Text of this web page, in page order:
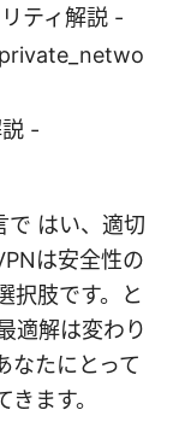
ティ解説 -
-
で はい、適切
は安全性の
択肢です。と
適解は変わり
なたにとって
ます。